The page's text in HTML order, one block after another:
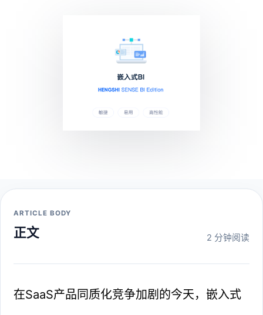
ARTICLE BODY
正文 2 分钟阅读
在SaaS产品同质化竞争加剧的今天，嵌入式